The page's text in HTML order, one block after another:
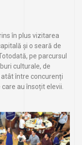
în plus vizitarea
și o seară de
pe parcursul
culturale, de
între concurenți
au însoțit elevii.